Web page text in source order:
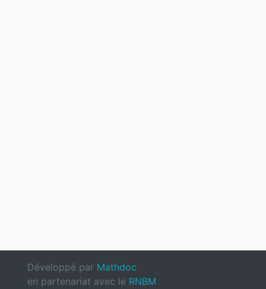
Développé par Mathdoc
en partenariat avec le RNBM